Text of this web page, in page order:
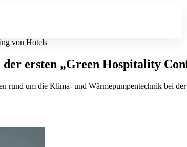
von Hotels
ersten „Green Hospitality
rund um die Klima- und Wärmepumpentechnik bei